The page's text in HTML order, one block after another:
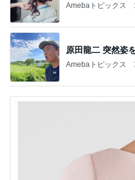
Amebaトピックス
原田龍二 突然姿
Amebaトピックス